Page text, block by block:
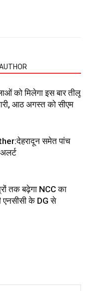
को मिलेगा इस बार तीलू
आठ अगस्त को सीएम
समेत पांच
तक बढ़ेगा NCC का
एनसीसी के DG से